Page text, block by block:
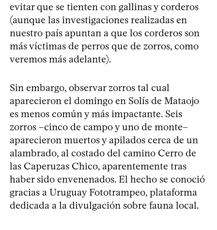
evitar que se tienten con gallinas y corderos
(aunque las investigaciones realizadas en
nuestro país apuntan a que los corderos son
más víctimas de perros que de zorros, como
veremos más adelante).
Sin embargo, observar zorros tal cual
aparecieron el domingo en Solís de Mataojo
es menos común y más impactante. Seis
zorros –cinco de campo y uno de monte–
aparecieron muertos y apilados cerca de un
alambrado, al costado del camino Cerro de
las Caperuzas Chico, aparentemente tras
haber sido envenenados. El hecho se conoció
gracias a Uruguay Fototrampeo, plataforma
dedicada a la divulgación sobre fauna local.